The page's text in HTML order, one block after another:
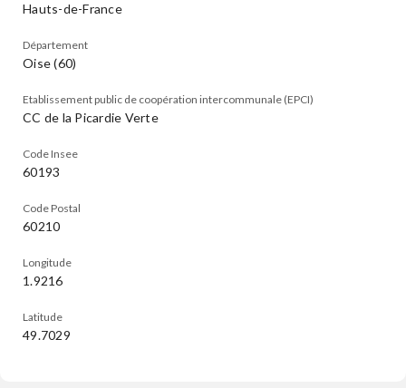
Hauts-de-France
Département
Oise (60)
Etablissement public de coopération intercommunale (EPCI)
CC de la Picardie Verte
Code Insee
60193
Code Postal
60210
Longitude
1.9216
Latitude
49.7029